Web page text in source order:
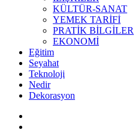
KÜLTÜR-SANAT
YEMEK TARİFİ
PRATİK BİLGİLER
EKONOMİ
Eğitim
Seyahat
Teknoloji
Nedir
Dekorasyon